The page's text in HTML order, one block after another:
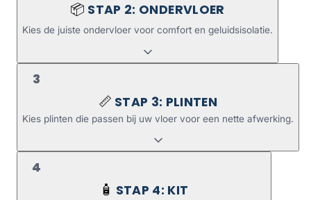
📦 STAP 2: ONDERVLOER
Kies de juiste ondervloer voor comfort en geluidsisolatie.
3
📏 STAP 3: PLINTEN
Kies plinten die passen bij uw vloer voor een nette afwerking.
4
🧴 STAP 4: KIT